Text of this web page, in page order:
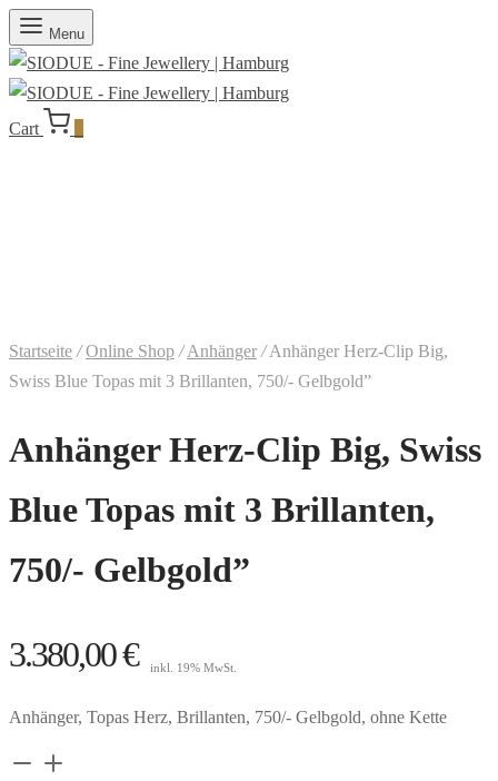
Menu
Cart
Startseite / Online Shop / Anhänger /Anhänger Herz-Clip Big,
Swiss Blue Topas mit 3 Brillanten, 750/- Gelbgold”
Anhänger Herz-Clip Big, Swiss
Blue Topas mit 3 Brillanten,
750/- Gelbgold”
3.380,00€ inkl. 19% MwSt.
Anhänger, Topas Herz, Brillanten, 750/- Gelbgold, ohne Kette
Anhänger